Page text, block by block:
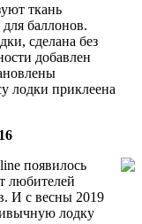
ткань
баллонов.
сделана без
добавлен
лодки приклеена
появилось
любителей
И с весны 2019
лодку